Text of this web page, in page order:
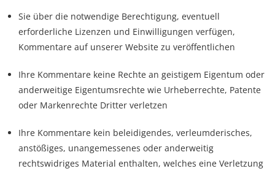
Sie über die notwendige Berechtigung, eventuell
erforderliche Lizenzen und Einwilligungen verfügen,
Kommentare auf unserer Website zu veröffentlichen
Ihre Kommentare keine Rechte an geistigem Eigentum oder
anderweitige Eigentumsrechte wie Urheberrechte, Patente
oder Markenrechte Dritter verletzen
Ihre Kommentare kein beleidigendes, verleumderisches,
anstößiges, unangemessenes oder anderweitig
rechtswidriges Material enthalten, welches eine Verletzung